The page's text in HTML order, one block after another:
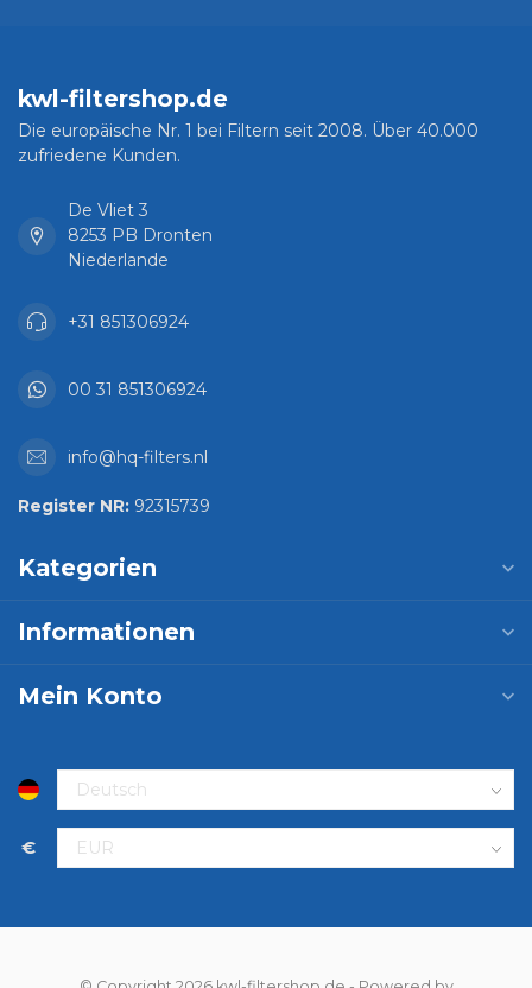
kwl-filtershop.de
Die europäische Nr. 1 bei Filtern seit 2008. Über 40.000
zufriedene Kunden.
De Vliet 3
8253 PB Dronten
Niederlande
+31 851306924
00 31 851306924
info@hq-filters.nl
Register NR: 92315739
Kategorien
Informationen
Mein Konto
€